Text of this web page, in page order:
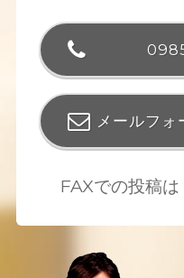
メールフォ
FAXでの投稿は